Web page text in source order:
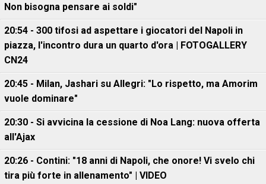
Non bisogna pensare ai soldi"
20:54 - 300 tifosi ad aspettare i giocatori del Napoli in
piazza, l'incontro dura un quarto d'ora | FOTOGALLERY
CN24
20:45 - Milan, Jashari su Allegri: "Lo rispetto, ma Amorim
vuole dominare"
20:30 - Si avvicina la cessione di Noa Lang: nuova offerta
all'Ajax
20:26 - Contini: "18 anni di Napoli, che onore! Vi svelo chi
tira più forte in allenamento" | VIDEO